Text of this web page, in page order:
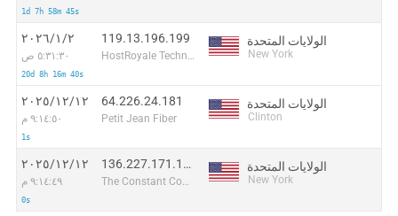
1d 7h 58m 45s
٢‏/١‏/٢٠٢٦
٥:٣١:٣٠ ص
20d 8h 16m 40s
119.13.196.199
HostRoyale Technologies Pvt Ltd
الولايات المتحدة
New York
١٢‏/١٢‏/٢٠٢٥
٩:١٤:٥٠ م
1s
64.226.24.181
Petit Jean Fiber
الولايات المتحدة
Clinton
١٢‏/١٢‏/٢٠٢٥
٩:١٤:٤٩ م
0s
136.227.171.127
The Constant Company, LLC
الولايات المتحدة
New York